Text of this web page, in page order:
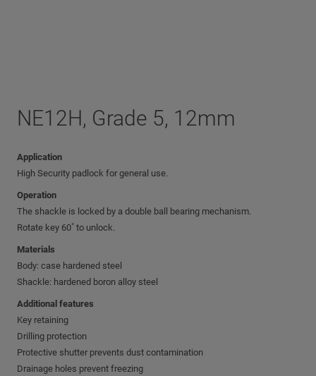
NE12H, Grade 5, 12mm
Application
High Security padlock for general use.
Operation
The shackle is locked by a double ball bearing mechanism.
Rotate key 60˚ to unlock.
Materials
Body: case hardened steel
Shackle: hardened boron alloy steel
Additional features
Key retaining
Drilling protection
Protective shutter prevents dust contamination
Drainage holes prevent freezing